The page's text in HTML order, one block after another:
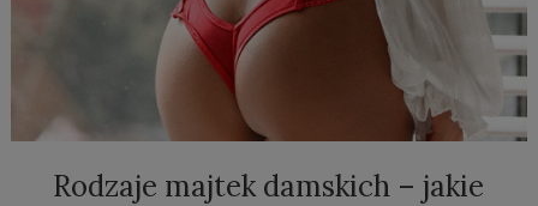
Rodzaje majtek damskich – jakie